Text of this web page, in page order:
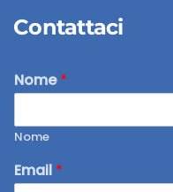
Contattaci
Nome*
Nome
Email *